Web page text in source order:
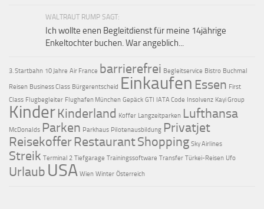
WALTRAUT RUMP SAGT:
Ich wollte enen Begleitdienst für meine 14jährige
Enkeltochter buchen. War angeblich...
3. Startbahn 10 Jahre Air France barrierefrei Begleitservice Bistro Buchmal
Reisen Business Class Bürgerentscheid Einkaufen Essen First
Class Flugbegleiter Flughafen München Gepäck GTI IATA Code Insolvenz Kayi Group
KinderKinderland Koffer Langzeitparken Lufthansa
McDonalds Parken Parkhaus Pilotenausbildung Privatjet
ReisekofferRestaurantShopping Sky Airlines
Streik Terminal 2 Tiefgarage Trainingssoftware Transfer Türkei-Reisen Ufo
Urlaub USA Wien Winter Österreich